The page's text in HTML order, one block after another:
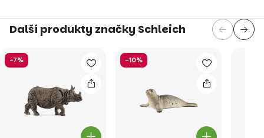
Další produkty značky Schleich
-7% -10%